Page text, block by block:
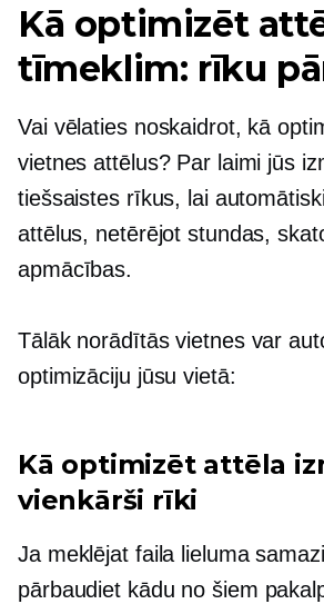
Kā optimizēt
tīmeklim: rīku
Vai vēlaties noskaidrot, kā
vietnes attēlus? Par laimi jūs
tiešsaistes rīkus, lai
attēlus, netērējot stundas,
apmācības.
Tālāk norādītās vietnes var
optimizāciju jūsu vietā:
Kā optimizēt attēla
vienkārši rīki
Ja meklējat faila lieluma
pārbaudiet kādu no šiem